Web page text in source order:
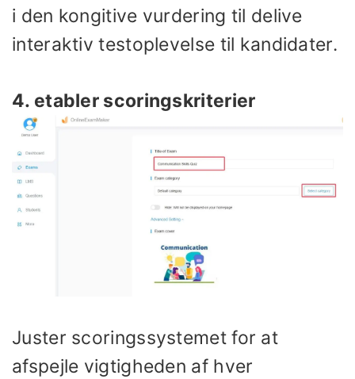
i den kongitive vurdering til delive
interaktiv testoplevelse til kandidater.
4. etabler scoringskriterier
Juster scoringssystemet for at
afspejle vigtigheden af ​​hver